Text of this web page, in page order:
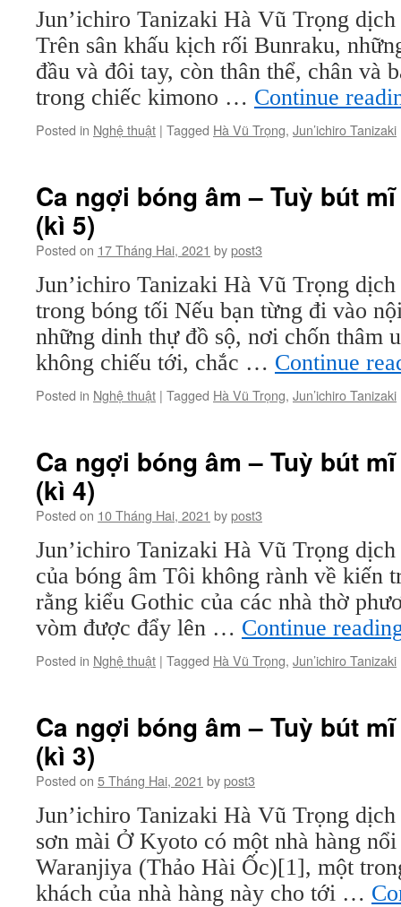
Jun’ichiro Tanizaki Hà Vũ Trọng
Trên sân khấu kịch rối Bunraku,
đầu và đôi tay, còn thân thể, chân và
trong chiếc kimono … Continue
Posted in Nghệ thuật | Tagged Hà Vũ Trọng, Jun’ichiro Tanizaki
Ca ngợi bóng âm – Tuỳ bút
(kì 5)
Posted on 17 Tháng Hai, 2021 bypost3
Jun’ichiro Tanizaki Hà Vũ Trọng
trong bóng tối Nếu bạn từng đi vào
những dinh thự đồ sộ, nơi chốn thâm
không chiếu tới, chắc … Continue
Posted in Nghệ thuật | Tagged Hà Vũ Trọng, Jun’ichiro Tanizaki
Ca ngợi bóng âm – Tuỳ bút
(kì 4)
Posted on 10 Tháng Hai, 2021 bypost3
Jun’ichiro Tanizaki Hà Vũ Trọng
của bóng âm Tôi không rành về kiến
rằng kiểu Gothic của các nhà thờ
vòm được đẩy lên … Continue
Posted in Nghệ thuật | Tagged Hà Vũ Trọng, Jun’ichiro Tanizaki
Ca ngợi bóng âm – Tuỳ bút
(kì 3)
Posted on 5 Tháng Hai, 2021 bypost3
Jun’ichiro Tanizaki Hà Vũ Trọng
sơn mài Ở Kyoto có một nhà hàng
Waranjiya (Thảo Hài Ốc)[1], một
khách của nhà hàng này cho tới …